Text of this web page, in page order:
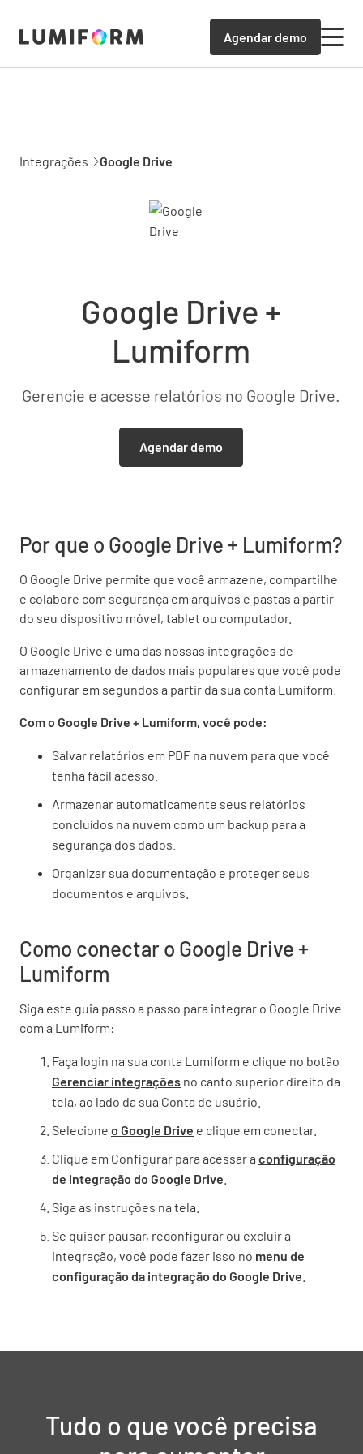
Agendar demo
Integrações Google Drive
Google Drive +
Lumiform
Gerencie e acesse relatórios no Google Drive.
Agendar demo
Por que o Google Drive + Lumiform?
O Google Drive permite que você armazene, compartilhe
e colabore com segurança em arquivos e pastas a partir
do seu dispositivo móvel, tablet ou computador.
O Google Drive é uma das nossas integrações de
armazenamento de dados mais populares que você pode
configurar em segundos a partir da sua conta Lumiform.
Com o Google Drive + Lumiform, você pode:
Salvar relatórios em PDF na nuvem para que você
tenha fácil acesso.
Armazenar automaticamente seus relatórios
concluídos na nuvem como um backup para a
segurança dos dados.
Organizar sua documentação e proteger seus
documentos e arquivos.
Como conectar o Google Drive +
Lumiform
Siga este guia passo a passo para integrar o Google Drive
com a Lumiform:
Faça login na sua conta Lumiform e clique no botão
Gerenciar integrações no canto superior direito da
tela, ao lado da sua Conta de usuário.
Selecione o Google Drive e clique em conectar.
Clique em Configurar para acessar a configuração
de integração do Google Drive
Siga as instruções na tela.
Se quiser pausar, reconfigurar ou excluir a
integração, você pode fazer isso no menu de
configuração da integração do Google Drive
Tudo o que você precisa